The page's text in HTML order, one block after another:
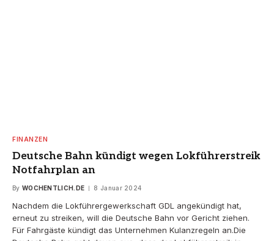
FINANZEN
Deutsche Bahn kündigt wegen Lokführerstreik
Notfahrplan an
By WOCHENTLICH.DE 8 Januar 2024
Nachdem die Lokführergewerkschaft GDL angekündigt hat,
erneut zu streiken, will die Deutsche Bahn vor Gericht ziehen.
Für Fahrgäste kündigt das Unternehmen Kulanzregeln an.Die